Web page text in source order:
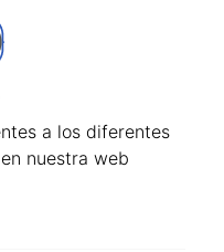
a los diferentes
nuestra web